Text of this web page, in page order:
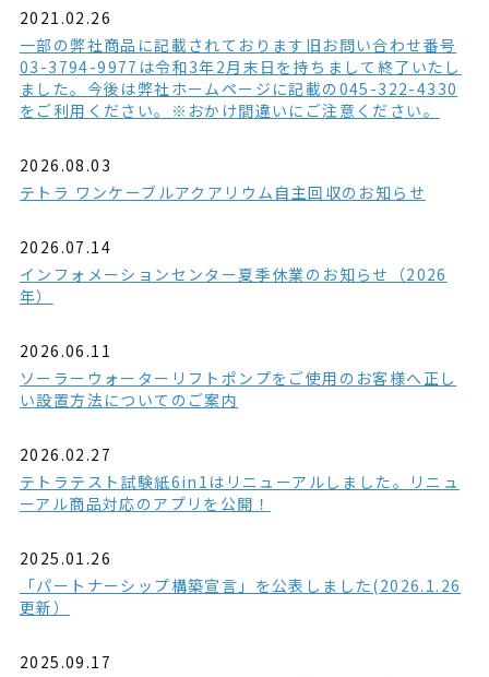
2021.02.26
一部の弊社商品に記載されております旧お問い合わせ番号
03-3794-9977は令和3年2月末日を持ちまして終了いたし
ました。今後は弊社ホームページに記載の045-322-4330
をご利用ください。※おかけ間違いにご注意ください。
2026.08.03
テトラ ワンケーブルアクアリウム自主回収のお知らせ
2026.07.14
インフォメーションセンター夏季休業のお知らせ（2026
年）
2026.06.11
ソーラーウォーターリフトポンプをご使用のお客様へ正し
い設置方法についてのご案内
2026.02.27
テトラテスト試験紙6in1はリニューアルしました。リニュ
ーアル商品対応のアプリを公開！
2025.01.26
「パートナーシップ構築宣言」を公表しました(2026.1.26
更新）
2025.09.17